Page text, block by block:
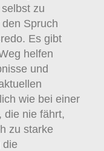
zu
Spruch
Es gibt
helfen
und
wie bei einer
die nie fährt,
zu starke
die